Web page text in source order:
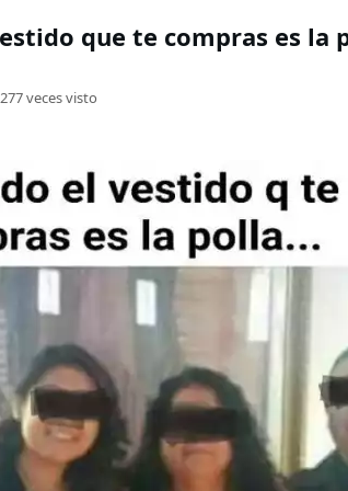
que te compras es la
277veces visto